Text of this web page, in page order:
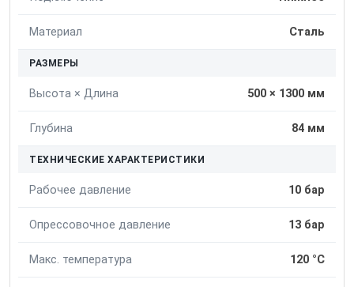
Материал Сталь
РАЗМЕРЫ
Высота × Длина 500 × 1300 мм
Глубина 84 мм
ТЕХНИЧЕСКИЕ ХАРАКТЕРИСТИКИ
Рабочее давление 10 бар
Опрессовочное давление 13 бар
Макс. температура 120 °C